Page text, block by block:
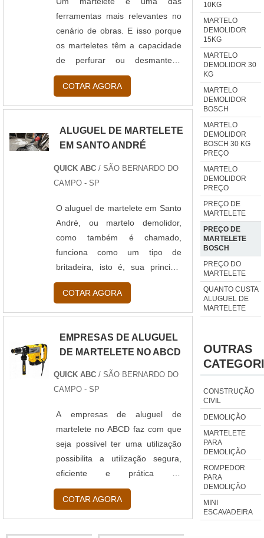
ferramentas mais relevantes no
cenário de obras. E isso porque
os marteletes têm a capacidade
de perfurar ou desmantelar
estruturas para que outras
possam ser construídas em seus
lugares. É de grande benefício
São Bernardo do Campo.
Informações relevantes do
material O primeiro é o martelete
al...
COTAR AGORA
ALUGUEL DE MARTELETE
EM SANTO ANDRÉ
QUICK ABC / SÃO BERNARDO DO
CAMPO - SP
O aluguel de martelete em Santo
André, ou martelo demolidor,
como também é chamado,
funciona como um tipo de
britadeira, isto é, sua principal
função é perfurar e romper o
concreto e a cerâmica só que de
uma forma mais precisa. Por
utilizada na demolição de
colunas de concreto, pisos e
vigas, esse equipamento
també...
COTAR AGORA
EMPRESAS DE ALUGUEL
DE MARTELETE NO ABCD
QUICK ABC / SÃO BERNARDO DO
CAMPO - SP
A empresas de aluguel de
martelete no ABCD faz com que
seja possível ter uma utilização
possibilita a utilização segura,
eficiente e prática do
equipamento em construções
sem que o utilizador tenha que
comprá-lo, pagando um custo
elevado para tal. Quem já possui
COTAR AGORA
10KG
MARTELO
DEMOLIDOR
15KG
MARTELO
DEMOLIDOR 30
KG
MARTELO
DEMOLIDOR
BOSCH
MARTELO
DEMOLIDOR
BOSCH 30 KG
PREÇO
MARTELO
DEMOLIDOR
PREÇO
PREÇO DE
MARTELETE
PREÇO DE
MARTELETE
BOSCH
PREÇO DO
MARTELETE
QUANTO CUSTA
ALUGUEL DE
MARTELETE
OUTRAS
CONSTRUÇÃO
CIVIL
DEMOLIÇÃO
MARTELETE
PARA
DEMOLIÇÃO
ROMPEDOR
PARA
DEMOLIÇÃO
MINI
ESCAVADEIRA